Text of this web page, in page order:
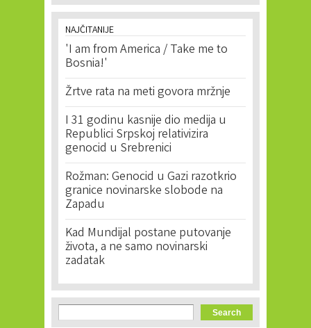
NAJČITANIJE
'I am from America / Take me to
Bosnia!'
Žrtve rata na meti govora mržnje
I 31 godinu kasnije dio medija u
Republici Srpskoj relativizira
genocid u Srebrenici
Rožman: Genocid u Gazi razotkrio
granice novinarske slobode na
Zapadu
Kad Mundijal postane putovanje
života, a ne samo novinarski
zadatak
Search form
Search